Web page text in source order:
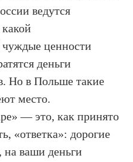
ведутся
ценности
деньги
Но в Польше такие
место.
— это, как принято
«ответка»: дорогие
на ваши деньги